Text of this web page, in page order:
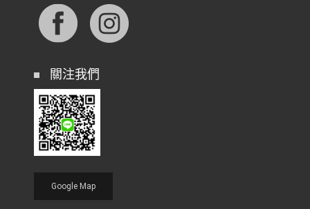
關注我們
Google Map